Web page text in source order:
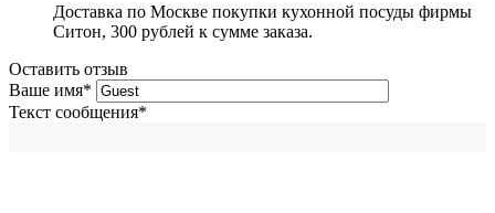
Доставка по Москве покупки кухонной посуды фирмы
Ситон, 300 рублей к сумме заказа.
Оставить отзыв
Ваше имя*
Текст сообщения*